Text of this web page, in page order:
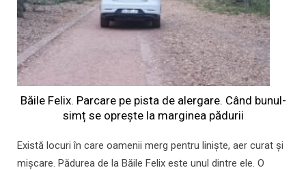
Băile Felix. Parcare pe pista de alergare. Când bunul-
simț se oprește la marginea pădurii
Există locuri în care oamenii merg pentru liniște, aer curat și
mișcare. Pădurea de la Băile Felix este unul dintre ele. O